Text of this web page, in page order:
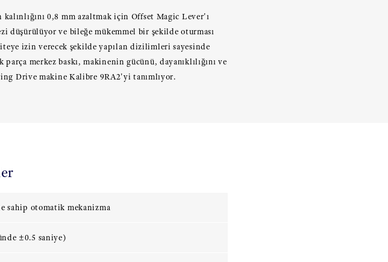
0,8 mm azaltmak için Offset Magic Lever'ı
düşürülüyor ve bileğe mükemmel bir şekilde oturması
izin verecek şekilde yapılan dizilimleri sayesinde
merkez baskı, makinenin gücünü, dayanıklılığını ve
Drive makine Kalibre 9RA2'yi tanımlıyor.
sahip otomatik mekanizma
±0.5 saniye)